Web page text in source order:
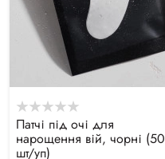
Патчі під очі для
нарощення вій, чорні (50
шт/уп)